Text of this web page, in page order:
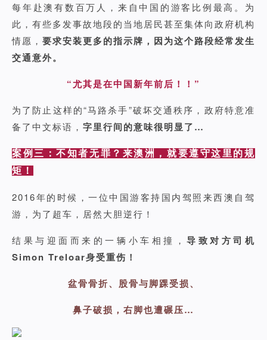
每年赴澳有数百万人，来自中国的游客比例最高。为
此，有些多发事故地段的当地居民甚至集体向政府机构
情愿， 要求安装更多的指示牌，因为这个路段经常发生
交通意外。
“尤其是在中国新年前后！！”
为了防止这样的“马路杀手”破坏交通秩序，政府特意准
备了中文标语， 字里行间的意味很明显了…
案例三：不知者无罪？来澳洲，就要遵守这里的规
矩！
2016年的时候，一位中国游客持国内驾照来西澳自驾
游，为了超车，居然大胆逆行！
结果与迎面而来的一辆小车相撞，导致对方司机
Simon Treloar身受重伤！
盆骨骨折、股骨与脚踝受损、
鼻子破损，右脚也遭碾压…